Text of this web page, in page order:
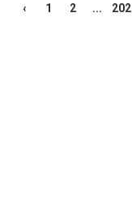
‹ 1 2 ... 202